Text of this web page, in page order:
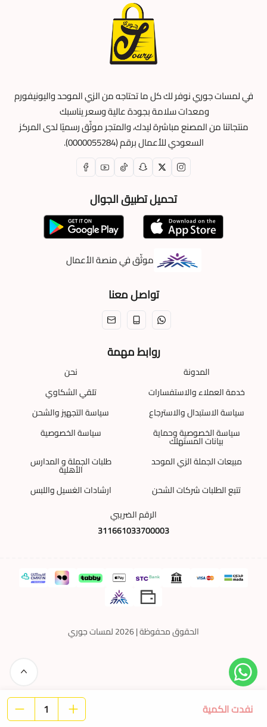
نفدت الكمية
في لمسات جوري نوفر لك كل ما تحتاجه من الزي الموحد واليونيفورم
ومعدات سلامة بجودة عالية وسعر يناسبك
منتجاتنا من المصنع مباشرة ليدك، والمتجر موثّق رسميًا لدى المركز
السعودي للأعمال برقم (0000055284).
تحميل تطبيق الجوال
موثّق في منصة الأعمال
تواصل معنا
روابط مهمة
المدونة
نحن
خدمة العملاء والاستفسارات
تلقي الشكاوي
سياسة الاستبدال والاسترجاع
سياسة التجهيز والشحن
سياسة الخصوصية وحماية
بيانات المستهلك
سياسة الخصوصية
مبيعات الجملة الزي الموحد
طلبات الجملة و المدارس
الأهلية
تتبع الطلبات شركات الشحن
ارشادات الغسيل واللبس
الرقم الضريبي
311661033700003
الحقوق محفوظة | 2026 لمسات جوري